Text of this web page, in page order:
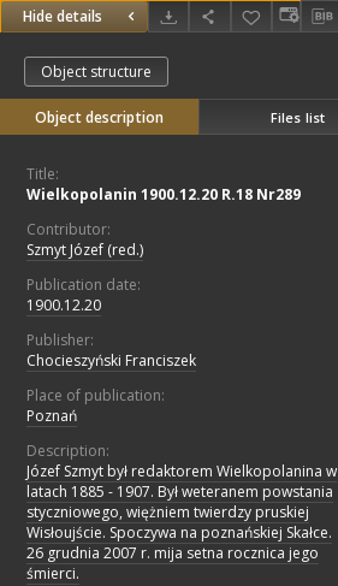
Hide details
Object structure
Object description Files list
Title:
Wielkopolanin 1900.12.20 R.18 Nr289
Contributor:
Szmyt Józef (red.)
Publication date:
1900.12.20
Publisher:
Chocieszyński Franciszek
Place of publication:
Poznań
Description:
Józef Szmyt był redaktorem Wielkopolanina w
latach 1885 - 1907. Był weteranem powstania
styczniowego, więżniem twierdzy pruskiej
Wisłoujście. Spoczywa na poznańskiej Skałce.
26 grudnia 2007 r. mija setna rocznica jego
śmierci.